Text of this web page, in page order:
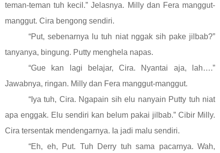
teman-teman tuh kecil.” Jelasnya. Milly dan Fera manggut-
manggut. Cira bengong sendiri.
“Put, sebenarnya lu tuh niat nggak sih pake jilbab?”
tanyanya, bingung. Putty menghela napas.
“Gue kan lagi belajar, Cira. Nyantai aja, lah….”
Jawabnya, ringan. Milly dan Fera manggut-manggut.
“Iya tuh, Cira. Ngapain sih elu nanyain Putty tuh niat
apa enggak. Elu sendiri kan belum pakai jilbab.” Cibir Milly.
Cira tersentak mendengarnya. Ia jadi malu sendiri.
“Eh, eh, Put. Tuh Derry tuh sama pacarnya. Wah,